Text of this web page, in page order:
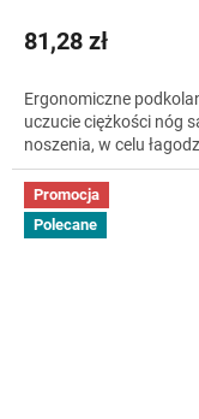
81,28 zł
Ergonomiczne
uczucie ciężkości nóg
noszenia, w celu
Promocja
Polecane